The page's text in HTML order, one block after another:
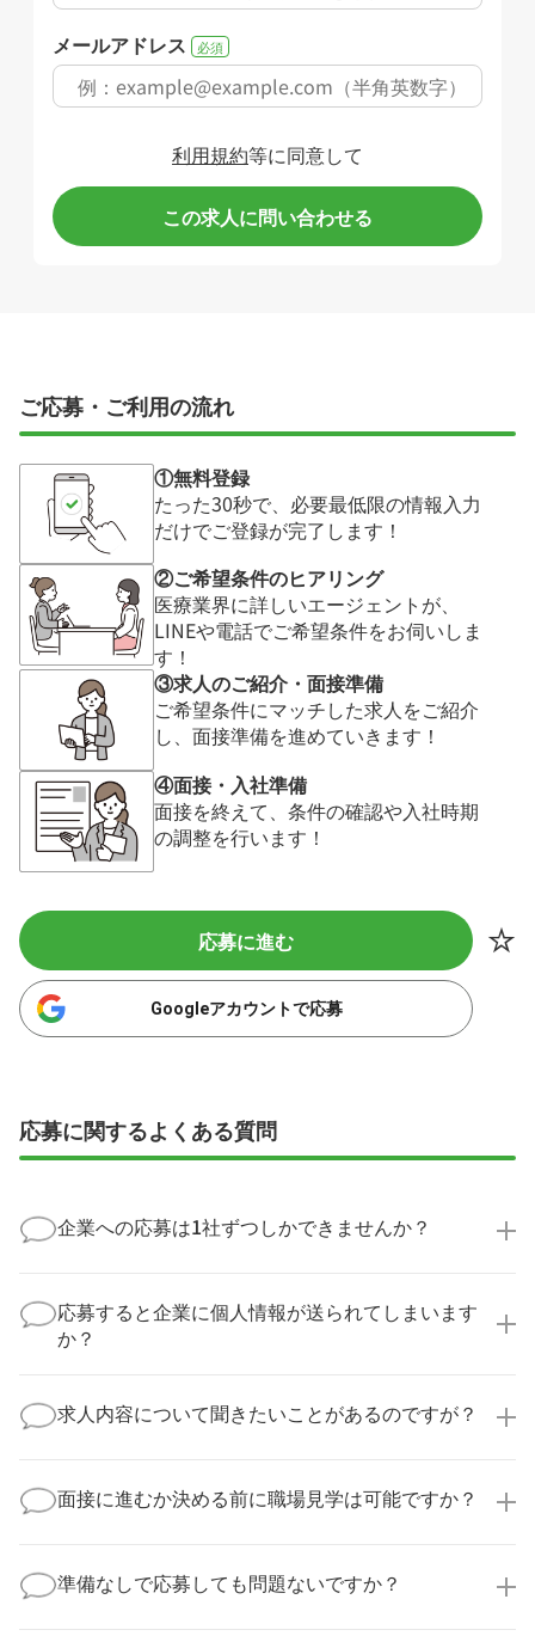
メールアドレス 必須
利用規約等に同意して
この求人に問い合わせる
ご応募・ご利用の流れ
①無料登録
たった30秒で、必要最低限の情報入力
だけでご登録が完了します！
②ご希望条件のヒアリング
医療業界に詳しいエージェントが、
LINEや電話でご希望条件をお伺いしま
す！
③求人のご紹介・面接準備
ご希望条件にマッチした求人をご紹介
し、面接準備を進めていきます！
④面接・入社準備
面接を終えて、条件の確認や入社時期
の調整を行います！
応募に進む
Googleアカウントで応募
応募に関するよくある質問
企業への応募は1社ずつしかできませんか？
実際に医療キャリアナビを利用して転職に成功した方
の多くは、複数応募して自分に合った職場を選ばれて
います。
応募すると企業に個人情報が送られてしまいます
か？
業様に個人情報が送られることはありません！
より詳細な求人情報をご確認いただいた上で、転職希
求人内容について聞きたいことがあるのですが？
してお答えいたします。
勤務体制や職場の雰囲気、研修制度など、どんな小さ
す！
面接に進むか決める前に職場見学は可能ですか？
積極的に受け入れています。実際の職場環境や働く人
の様子を見ることで、より安心してご判断いただけま
準備なしで応募しても問題ないですか？